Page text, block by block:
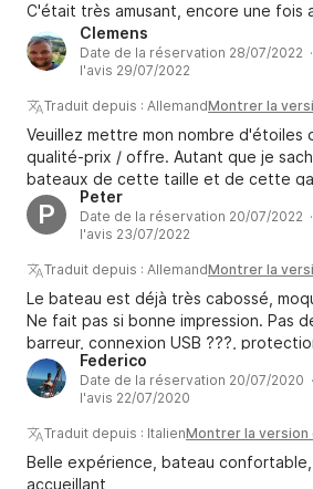
C'était très amusant, encore une fois
Clemens
Date de la réservation 28/07/2022
l'avis 29/07/2022
Traduit depuis : AllemandMontrer la
Veuillez mettre mon nombre d'étoiles
qualité-prix / offre. Autant que je
bateaux de cette taille et de cette
entre Rimini et Civitanova Marche.
d'en avoir trouvé un du tout qui ait
pourquoi nos attentes et nos
élevées dès le départ. Nous ne nous
simplement pas à un Bayliner de luxe.
mais il a quand même apporté une
S'amuser ! Il fait ce qu'il est censé
manœuvrer et le moteur hors-bord
fiable. Il faut encore faire des
correct, c'est bien que l'essence soit
Cependant, la consommation est très
réservoir est petit. Une excursion
être contestée que si vous faites de
P
Peter
Date de la réservation 20/07/2022
l'avis 23/07/2022
Traduit depuis : AllemandMontrer la
Le bateau est déjà très cabossé,
Ne fait pas si bonne impression. Pas
barreur, connexion USB ???,
défectueuse. Mais les Italiens
c'était correct pour le prix.
Federico
Date de la réservation 20/07/2020
l'avis 22/07/2020
Traduit depuis : ItalienMontrer la version
Belle expérience, bateau
accueillant